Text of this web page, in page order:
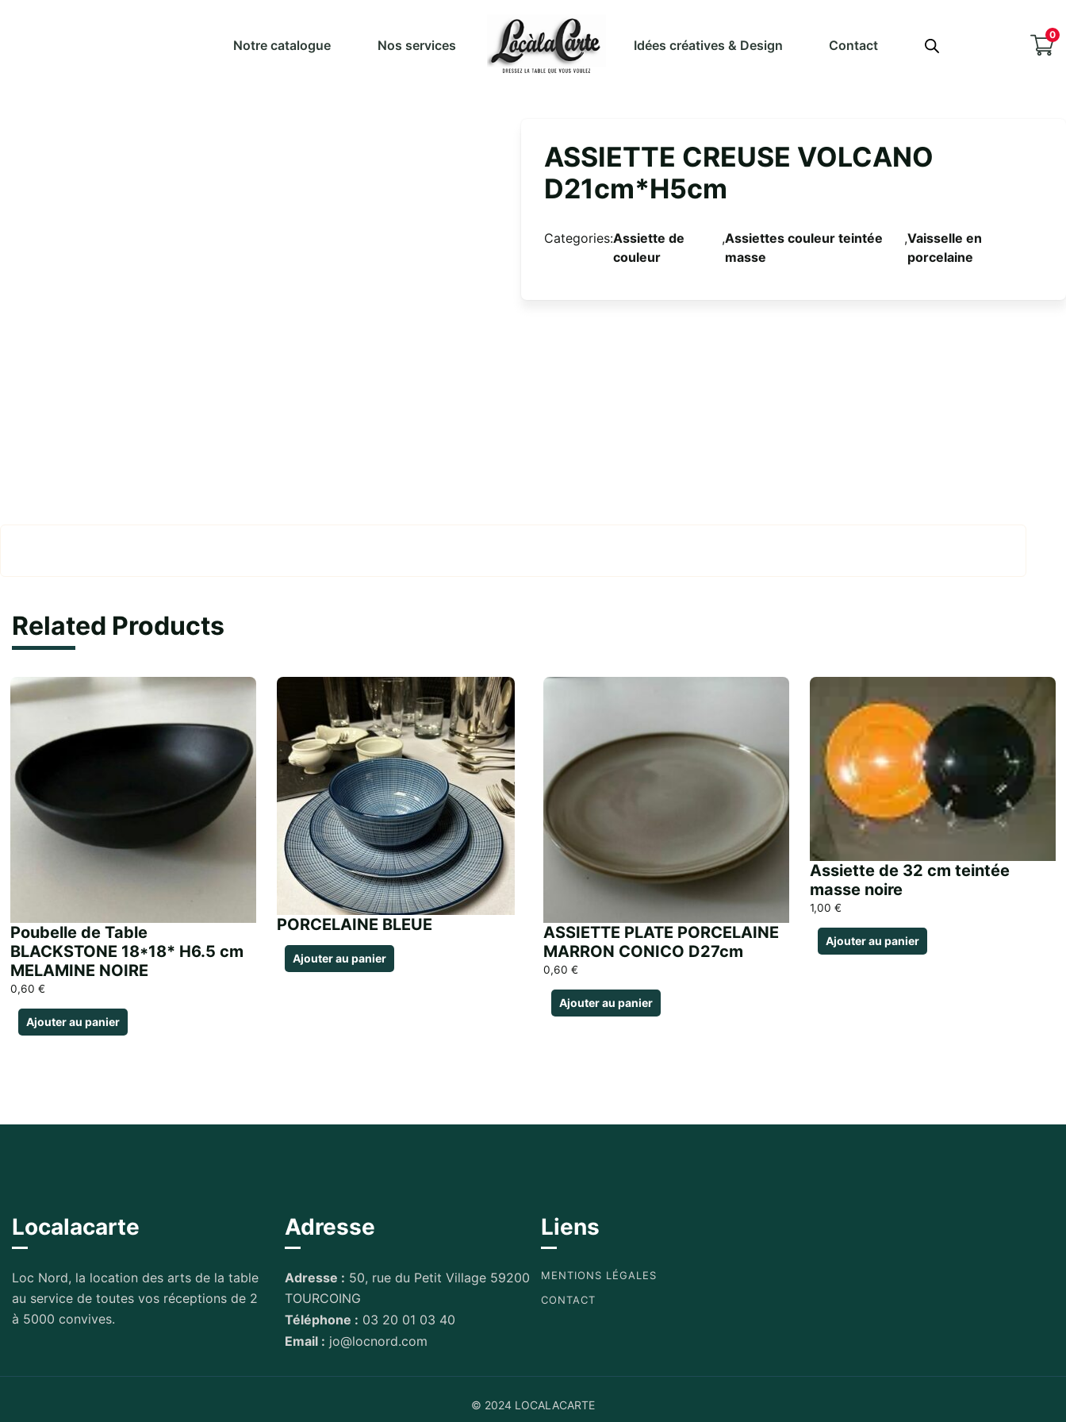
Notre catalogue Nos services Idées créatives & Design Contact
0
ASSIETTE CREUSE VOLCANO
D21cm*H5cm
Categories:Assiette de
couleur
,Assiettes couleur teintée
masse
,Vaisselle en
porcelaine
Related Products
Poubelle de Table
BLACKSTONE 18*18* H6.5 cm
MELAMINE NOIRE
0,60 €
Ajouter au panier
PORCELAINE BLEUE
Ajouter au panier
ASSIETTE PLATE PORCELAINE
MARRON CONICO D27cm
0,60 €
Ajouter au panier
Assiette de 32 cm teintée
masse noire
1,00 €
Ajouter au panier
Localacarte
Loc Nord, la location des arts de la table
au service de toutes vos réceptions de 2
à 5000 convives.
Adresse
Adresse : 50, rue du Petit Village 59200
TOURCOING
Téléphone : 03 20 01 03 40
Email : jo@locnord.com
Liens
MENTIONS LÉGALES
CONTACT
© 2024 LOCALACARTE